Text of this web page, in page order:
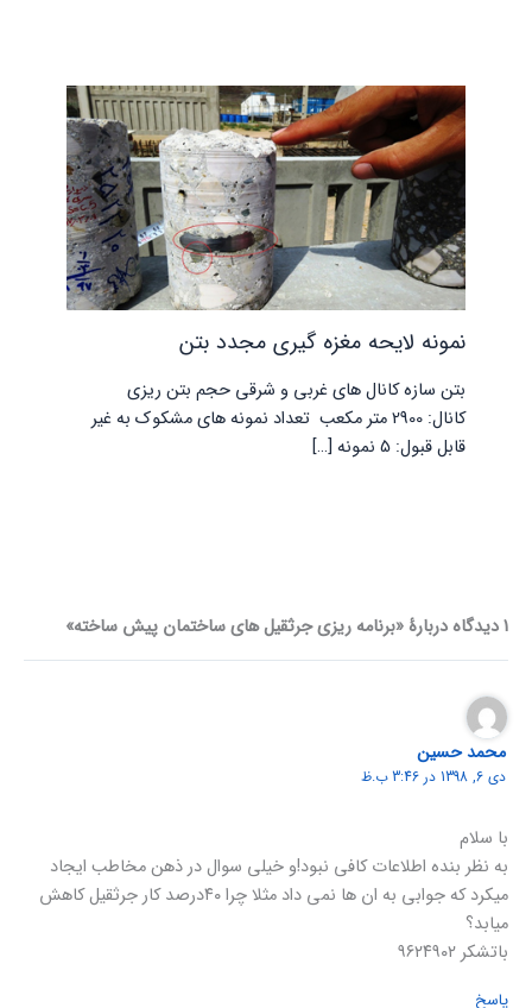
نمونه لایحه مغزه گیری مجدد بتن
بتن سازه کانال های غربی و شرقی حجم بتن ریزی
کانال: 2900 متر مکعب تعداد نمونه های مشکوک به غیر
قابل قبول: 5 نمونه […]
1 دیدگاه دربارهٔ «برنامه ریزی جرثقیل های ساختمان پیش ساخته»
محمد حسین
دی 6, 1398 در 3:46 ب.ظ
با سلام
به نظر بنده اطلاعات کافی نبود!و خیلی سوال در ذهن مخاطب ایجاد
میکرد که جوابی به ان ها نمی داد مثلا چرا ۴۰درصد کار جرثقیل کاهش
میابد؟
باتشکر ۹۶۲۴۹۰۲
پاسخ